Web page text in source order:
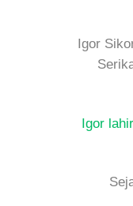
Igor
Igor